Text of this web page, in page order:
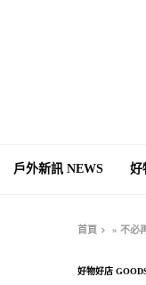
戶外新訊 NEWS 好
首頁 »不必
好物好店